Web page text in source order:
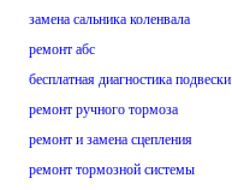
замена сальника коленвала
ремонт абс
бесплатная диагностика подвески
ремонт ручного тормоза
ремонт и замена сцепления
ремонт тормозной системы